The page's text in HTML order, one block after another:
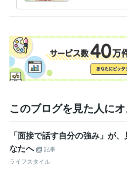
ブログにて　天より　神々より御
御覧いただけましたら幸いです
ブログ　→　宇宙意識と未来農業
天命を受け　2020年11月より
詳しくはブログのプロフィールに
御縁をいただけました皆様には心
このブログを見た人に
「面接で話す自分の強み」が
なたへ
記事
ライフスタイル